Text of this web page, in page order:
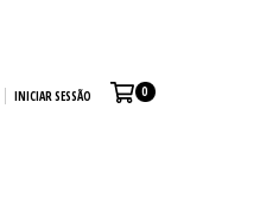
INICIAR SESSÃO 0